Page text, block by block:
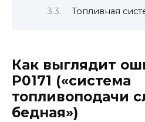
Топливная
Как выглядит
Р0171 («система
топливоподачи
бедная»)